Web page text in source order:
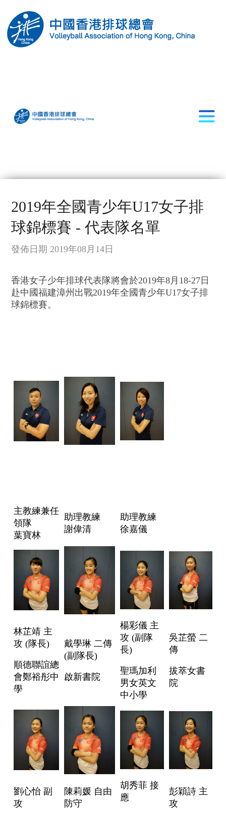
2019年全國青少年U17女子排
球錦標賽 - 代表隊名單
發佈日期 2019年08月14日
香港女子少年排球代表隊將會於2019年8月18-27 日
赴中國福建漳州出戰2019年全國青少年U17女子排
球錦標賽。
主教練兼任
領隊
葉寶林
助理教練
謝偉清
助理教練
徐嘉儀
林芷靖 主
攻 (隊長)
順德聯誼總
會鄭裕彤中
學
戴學琳 二傳
(副隊長)
啟新書院
楊彩儀 主
攻 (副隊
長)
聖瑪加利
男女英文
中小學
吳芷螢 二
傳
拔萃女書
院
劉心怡 副
攻
陳莉媛 自由
防守
胡秀菲 接
應
彭穎詩 主
攻